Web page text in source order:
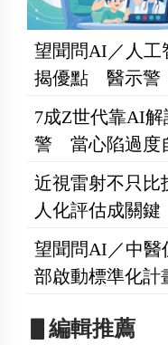
望聞問AI／人工
揭優點 醫示警
7成Z世代靠AI
警 當心陷過度
近視雷射不只比
人化評估成關鍵
望聞問AI／中
部啟動標準化計
▋編輯推薦